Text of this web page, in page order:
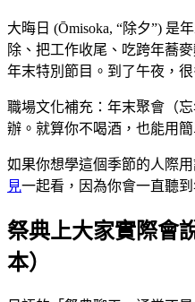
大晦日 (Ōmisoka, “除夕”) 是
除、把工作收尾、吃跨年蕎麥
年末特別節目。到了午夜，
職場文化補充：年末聚會（
辦。就算你不喝酒，也能用
如果你想學這個季節的人際
見一起看，因為你會一直聽
祭典上大家實際會
本）